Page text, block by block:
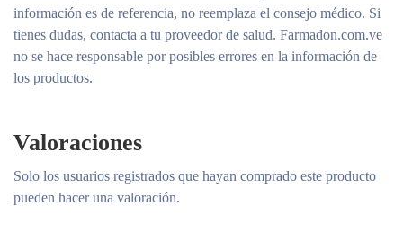
información es de referencia, no reemplaza el consejo médico. Si
tienes dudas, contacta a tu proveedor de salud. Farmadon.com.ve
no se hace responsable por posibles errores en la información de
los productos.
Valoraciones
Solo los usuarios registrados que hayan comprado este producto
pueden hacer una valoración.